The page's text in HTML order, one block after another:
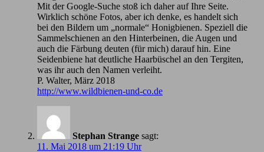
Mit der Google-Suche stoß ich daher auf Ihre Seite.
Wirklich schöne Fotos, aber ich denke, es handelt sich
bei den Bildern um „normale“ Honigbienen. Speziell die
Sammelschienen an den Hinterbeinen, die Augen und
auch die Färbung deuten (für mich) darauf hin. Eine
Seidenbiene hat deutliche Haarbüschel an den Tergiten,
was ihr auch den Namen verleiht.
P. Walter, März 2018
http://www.wildbienen-und-co.de
Stephan Strange sagt:
11. Mai 2018 um 21:19 Uhr